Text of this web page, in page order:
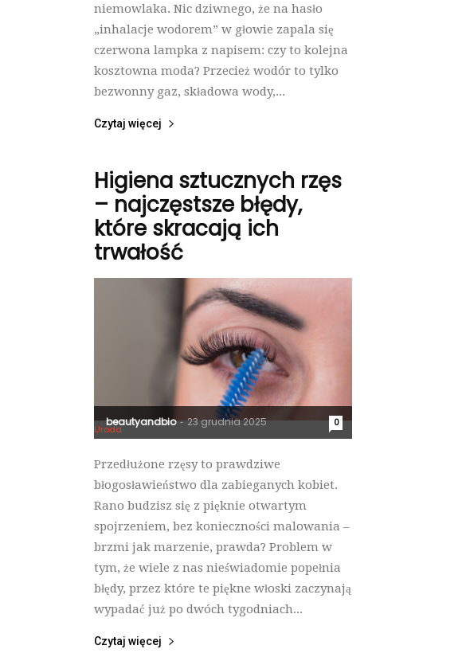
niemowlaka. Nic dziwnego, że na hasło
„inhalacje wodorem” w głowie zapala się
czerwona lampka z napisem: czy to kolejna
kosztowna moda? Przecież wodór to tylko
bezwonny gaz, składowa wody,...
Czytaj więcej
Higiena sztucznych rzęs
– najczęstsze błędy,
które skracają ich
trwałość
beautyandbio - 23 grudnia 2025 0
Uroda
Przedłużone rzęsy to prawdziwe
błogosławieństwo dla zabieganych kobiet.
Rano budzisz się z pięknie otwartym
spojrzeniem, bez konieczności malowania –
brzmi jak marzenie, prawda? Problem w
tym, że wiele z nas nieświadomie popełnia
błędy, przez które te piękne włoski zaczynają
wypadać już po dwóch tygodniach...
Czytaj więcej